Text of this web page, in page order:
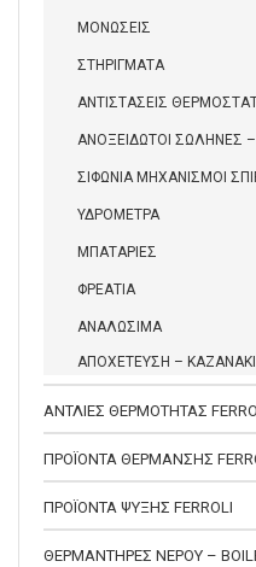
ΜΟΝΩΣΕΙΣ
ΣΤΗΡΙΓΜΑΤΑ
ΑΝΤΙΣΤΑΣΕΙΣ
ΑΝΟΞΕΙΔΩΤΟΙ ΣΩΛΗΝΕΣ
ΣΙΦΩΝΙΑ ΜΗΧΑΝΙΣΜΟΙ
ΥΔΡΟΜΕΤΡΑ
ΜΠΑΤΑΡΙΕΣ
ΦΡΕΑΤΙΑ
ΑΝΑΛΩΣΙΜΑ
ΑΠΟΧΕΤΕΥΣΗ –
ΑΝΤΛΙΕΣ ΘΕΡΜΟΤΗΤΑΣ
ΠΡΟΪΟΝΤΑ ΘΕΡΜΑΝΣΗΣ
ΠΡΟΪΟΝΤΑ ΨΥΞΗΣ FERROLI
ΘΕΡΜΑΝΤΗΡΕΣ ΝΕΡΟΥ –